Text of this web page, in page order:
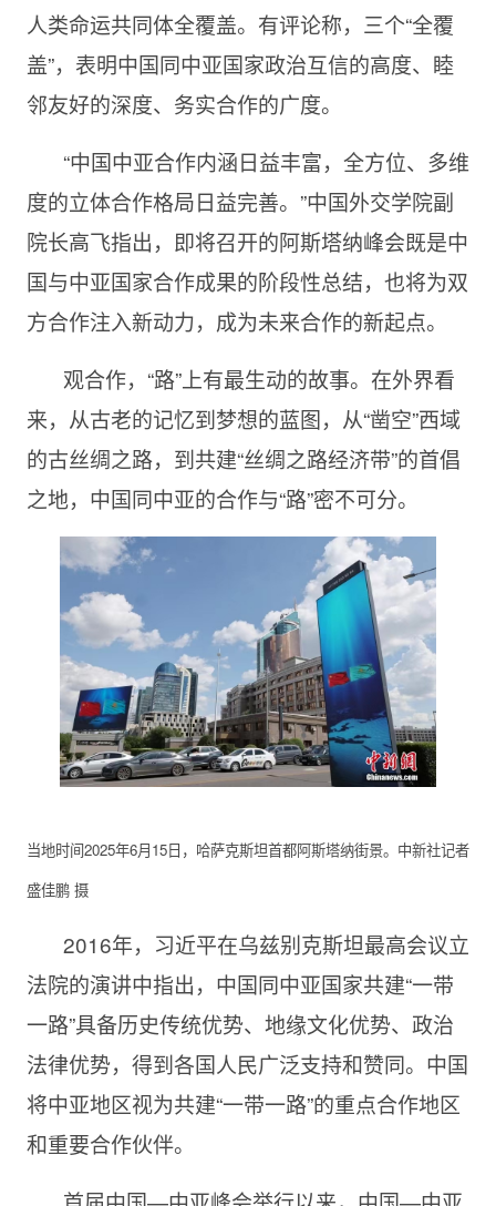
人类命运共同体全覆盖。有评论称，三个“全覆
盖”，表明中国同中亚国家政治互信的高度、睦
邻友好的深度、务实合作的广度。
“中国中亚合作内涵日益丰富，全方位、多维
度的立体合作格局日益完善。”中国外交学院副
院长高飞指出，即将召开的阿斯塔纳峰会既是中
国与中亚国家合作成果的阶段性总结，也将为双
方合作注入新动力，成为未来合作的新起点。
观合作，“路”上有最生动的故事。在外界看
来，从古老的记忆到梦想的蓝图，从“凿空”西域
的古丝绸之路，到共建“丝绸之路经济带”的首倡
之地，中国同中亚的合作与“路”密不可分。
当地时间2025年6月15日，哈萨克斯坦首都阿斯塔纳街景。中新社记者
盛佳鹏 摄
2016年，习近平在乌兹别克斯坦最高会议立
法院的演讲中指出，中国同中亚国家共建“一带
一路”具备历史传统优势、地缘文化优势、政治
法律优势，得到各国人民广泛支持和赞同。中国
将中亚地区视为共建“一带一路”的重点合作地区
和重要合作伙伴。